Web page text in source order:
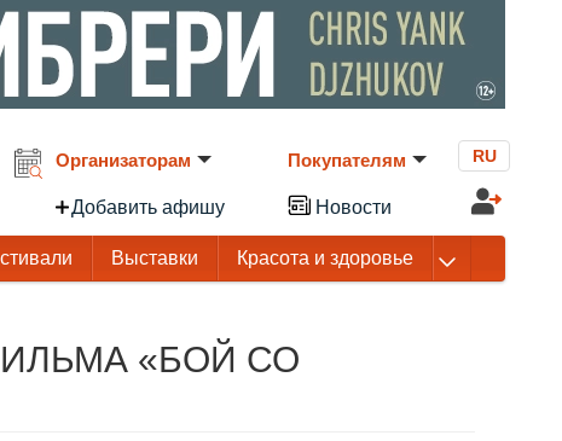
Организаторам
Добавить афишу
Покупателям
Новости
RU
Выставки Красота и здоровье
«БОЙ СО